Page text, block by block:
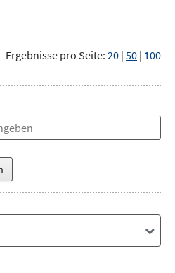
Ergebnisse pro Seite: 20 | 50 | 100